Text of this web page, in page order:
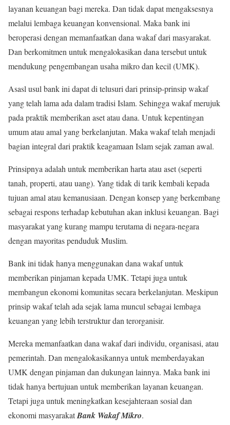
layanan keuangan bagi mereka. Dan tidak dapat mengaksesnya
melalui lembaga keuangan konvensional. Maka bank ini
beroperasi dengan memanfaatkan dana wakaf dari masyarakat.
Dan berkomitmen untuk mengalokasikan dana tersebut untuk
mendukung pengembangan usaha mikro dan kecil (UMK).
Asasl usul bank ini dapat di telusuri dari prinsip-prinsip wakaf
yang telah lama ada dalam tradisi Islam. Sehingga wakaf merujuk
pada praktik memberikan aset atau dana. Untuk kepentingan
umum atau amal yang berkelanjutan. Maka wakaf telah menjadi
bagian integral dari praktik keagamaan Islam sejak zaman awal.
Prinsipnya adalah untuk memberikan harta atau aset (seperti
tanah, properti, atau uang). Yang tidak di tarik kembali kepada
tujuan amal atau kemanusiaan. Dengan konsep yang berkembang
sebagai respons terhadap kebutuhan akan inklusi keuangan. Bagi
masyarakat yang kurang mampu terutama di negara-negara
dengan mayoritas penduduk Muslim.
Bank ini tidak hanya menggunakan dana wakaf untuk
memberikan pinjaman kepada UMK. Tetapi juga untuk
membangun ekonomi komunitas secara berkelanjutan. Meskipun
prinsip wakaf telah ada sejak lama muncul sebagai lembaga
keuangan yang lebih terstruktur dan terorganisir.
Mereka memanfaatkan dana wakaf dari individu, organisasi, atau
pemerintah. Dan mengalokasikannya untuk memberdayakan
UMK dengan pinjaman dan dukungan lainnya. Maka bank ini
tidak hanya bertujuan untuk memberikan layanan keuangan.
Tetapi juga untuk meningkatkan kesejahteraan sosial dan
ekonomi masyarakatBank Wakaf Mikro.